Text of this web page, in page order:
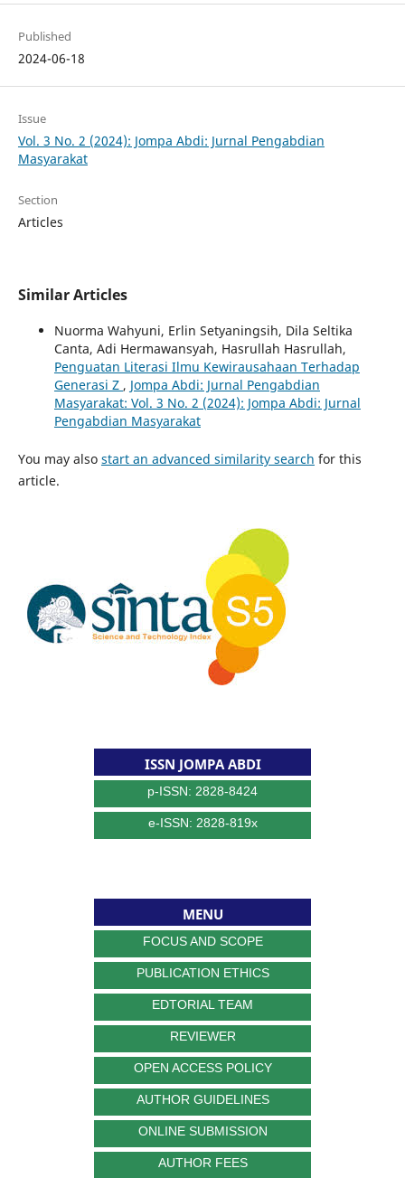
Published
2024-06-18
Issue
Vol. 3 No. 2 (2024): Jompa Abdi: Jurnal Pengabdian
Masyarakat
Section
Articles
Similar Articles
Nuorma Wahyuni, Erlin Setyaningsih, Dila Seltika
Canta, Adi Hermawansyah, Hasrullah Hasrullah,
Penguatan Literasi Ilmu Kewirausahaan Terhadap
Generasi Z , Jompa Abdi: Jurnal Pengabdian
Masyarakat: Vol. 3 No. 2 (2024): Jompa Abdi: Jurnal
Pengabdian Masyarakat
You may also start an advanced similarity search for this
article.
ISSN JOMPA ABDI
p-ISSN: 2828-8424
e-ISSN: 2828-819x
MENU
FOCUS AND SCOPE
PUBLICATION ETHICS
EDTORIAL TEAM
REVIEWER
OPEN ACCESS POLICY
AUTHOR GUIDELINES
ONLINE SUBMISSION
AUTHOR FEES